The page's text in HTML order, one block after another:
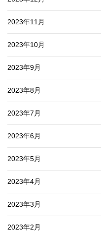
2023年11月
2023年10月
2023年9月
2023年8月
2023年7月
2023年6月
2023年5月
2023年4月
2023年3月
2023年2月